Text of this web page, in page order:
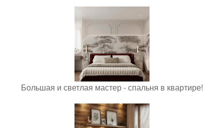
Большая и светлая мастер - спальня в квартире!